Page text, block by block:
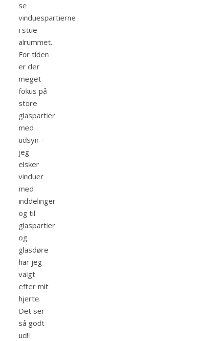
se
vinduespartierne
i stue-
alrummet.
For tiden
er der
meget
fokus på
store
glaspartier
med
udsyn –
jeg
elsker
vinduer
med
inddelinger
og til
glaspartier
og
glasdøre
har jeg
valgt
efter mit
hjerte.
Det ser
så godt
ud!!